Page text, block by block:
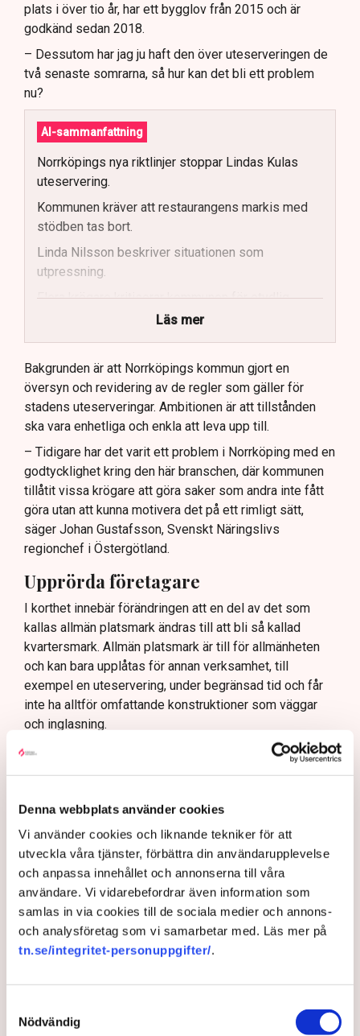
Denna webbplats använder cookies
Vi använder cookies och liknande tekniker för att
utveckla våra tjänster, förbättra din användarupplevelse
och anpassa innehållet och annonserna till våra
användare. Vi vidarebefordrar även information som
samlas in via cookies till de sociala medier och annons-
och analysföretag som vi samarbetar med. Läs mer på
tn.se/integritet-personuppgifter/.
Nödvändig
plats i över tio år, har ett bygglov från 2015 och är
godkänd sedan 2018.
– Dessutom har jag ju haft den över uteserveringen de
två senaste somrarna, så hur kan det bli ett problem
nu?
AI-sammanfattning
Norrköpings nya riktlinjer stoppar Lindas Kulas
uteservering.
Kommunen kräver att restaurangens markis med
stödben tas bort.
Linda Nilsson beskriver situationen som
utpressning.
Flera krögare kritiserar kommunen för otydlig
Kommunen vill skapa enhetliga regler för
uteserveringar.
Lindas Kula ställer in uteserveringen för
sommaren.
Läs mer
Bakgrunden är att Norrköpings kommun gjort en
översyn och revidering av de regler som gäller för
stadens uteserveringar. Ambitionen är att tillstånden
ska vara enhetliga och enkla att leva upp till.
– Tidigare har det varit ett problem i Norrköping med en
godtycklighet kring den här branschen, där kommunen
tillåtit vissa krögare att göra saker som andra inte fått
göra utan att kunna motivera det på ett rimligt sätt,
säger Johan Gustafsson, Svenskt Näringslivs
regionchef i Östergötland.
Upprörda företagare
I korthet innebär förändringen att en del av det som
kallas allmän platsmark ändras till att bli så kallad
kvartersmark. Allmän platsmark är till för allmänheten
och kan bara upplåtas för annan verksamhet, till
exempel en uteservering, under begränsad tid och får
inte ha alltför omfattande konstruktioner som väggar
och inglasning.
– Det har funnits konstruktioner runt uteserveringarna
Egebäck, enhetschef på driftstöd och service i
Norrköping.
Förändringen från allmän platsmark till kvartersmark
medger att den kan hyras ut under längre tid och andra
villkor. Det kräver dock en ändring i detaljplanen för
kommunen vilket är en tidskrävande process som kan
vara klar i slutet av nästa år och där har Linda Nilsson
och ett flertal andra restaurangföretagare hamnat i kläm.
Upprördheten har därför varit stor bland krögarna i